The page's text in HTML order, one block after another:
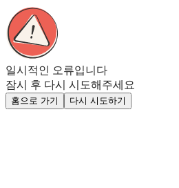
일시적인 오류입니다
잠시 후 다시 시도해주세요
홈으로 가기 다시 시도하기